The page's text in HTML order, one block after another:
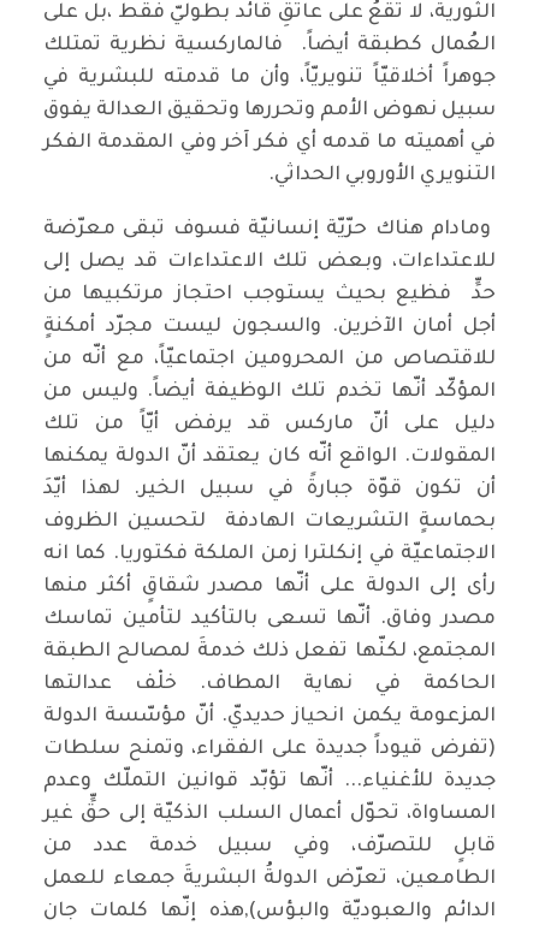
الثورية، لا تقعُ على عاتقِ قائد بطوليّ فقط ،بل على
العُمال كطبقة أيضاً. فالماركسية نظرية تمتلك
جوهراً أخلاقيّاً تنويريّاً، وأن ما قدمته للبشرية في
سبيل نهوض الأمم وتحررها وتحقيق العدالة يفوق
في أهميته ما قدمه أي فكر آخر وفي المقدمة الفكر
التنويري الأوروبي الحداثي.
ومادام هناك حرّيّة إنسانيّة فسوف تبقى معرّضة
للاعتداءات، وبعض تلك الاعتداءات قد يصل إلى
حدٍّ فظيع بحيث يستوجب احتجاز مرتكبيها من
أجل أمان الآخرين. والسجون ليست مجرّد أمكنةٍ
للاقتصاص من المحرومين اجتماعيّاً، مع أنّه من
المؤكّد أنّها تخدم تلك الوظيفة أيضاً. وليس من
دليل على أنّ ماركس قد يرفض أيّاً من تلك
المقولات. الواقع أنّه كان يعتقد أنّ الدولة يمكنها
أن تكون قوّة جبارةً في سبيل الخير. لهذا أيّدَ
بحماسةٍ التشريعات الهادفة لتحسين الظروف
الاجتماعيّة في إنكلترا زمن الملكة فكتوريا. كما انه
رأى إلى الدولة على أنّها مصدر شقاقٍ أكثر منها
مصدر وفاق. أنّها تسعى بالتأكيد لتأمين تماسك
المجتمع، لكنّها تفعل ذلك خدمةَ لمصالح الطبقة
الحاكمة في نهاية المطاف. خلْف عدالتها
المزعومة يكمن انحياز حديديّ. أنّ مؤسّسة الدولة
(تفرض قيوداً جديدة على الفقراء، وتمنح سلطات
جديدة للأغنياء... أنّها تؤبّد قوانين التملّك وعدم
المساواة، تحوّل أعمال السلب الذكيّة إلى حقٍّ غير
قابلٍ للتصرّف، وفي سبيل خدمة عدد من
الطامعين، تعرّض الدولةُ البشريةَ جمعاء للعمل
الدائم والعبوديّة والبؤس),هذه إنّها كلمات جان